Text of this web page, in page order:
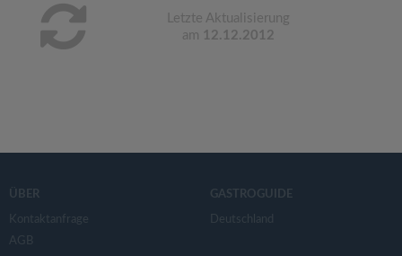
Letzte Aktualisierung
am 12.12.2012
ÜBER
Kontaktanfrage
AGB
GASTROGUIDE
Deutschland